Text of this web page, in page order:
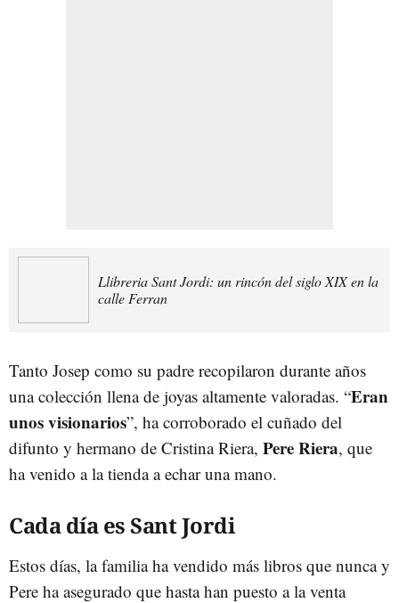
Llibreria Sant Jordi: un rincón del siglo XIX en la
calle Ferran
Tanto Josep como su padre recopilaron durante años
una colección llena de joyas altamente valoradas. “Eran
unos visionarios”, ha corroborado el cuñado del
difunto y hermano de Cristina Riera, Pere Riera, que
ha venido a la tienda a echar una mano.
Cada día es Sant Jordi
Estos días, la familia ha vendido más libros que nunca y
Pere ha asegurado que hasta han puesto a la venta